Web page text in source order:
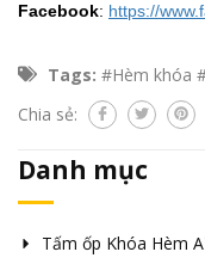
Facebook: https://
Tags: #Hèm khóa
Chia sẻ:
Danh mục
Tấm ốp Khóa Hèm